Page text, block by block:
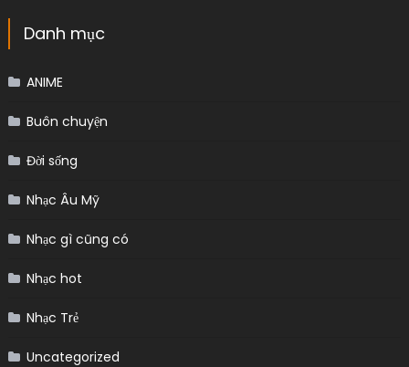
Danh mục
ANIME
Buôn chuyện
Đời sống
Nhạc Âu Mỹ
Nhạc gì cũng có
Nhạc hot
Nhạc Trẻ
Uncategorized